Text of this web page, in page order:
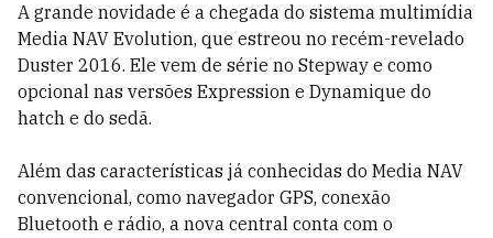
A grande novidade é a chegada do sistema multimídia
Media NAV Evolution, que estreou no recém-revelado
Duster 2016. Ele vem de série no Stepway e como
opcional nas versões Expression e Dynamique do
hatch e do sedã.
Além das características já conhecidas do Media NAV
convencional, como navegador GPS, conexão
Bluetooth e rádio, a nova central conta com o